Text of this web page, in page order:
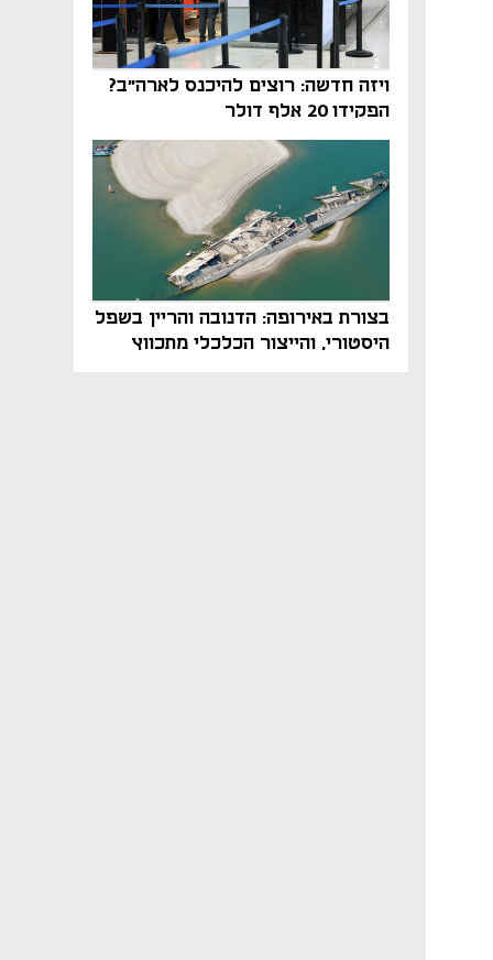
ויזה חדשה: רוצים להיכנס לארה"ב?
הפקידו 20 אלף דולר
בצורת באירופה: הדנובה והריין בשפל
היסטורי, והייצור הכלכלי מתכווץ